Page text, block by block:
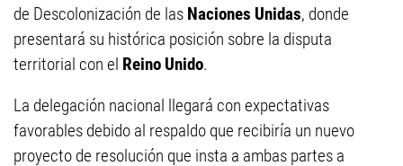
de Descolonización de las Naciones Unidas, donde
presentará su histórica posición sobre la disputa
territorial con el Reino Unido.
La delegación nacional llegará con expectativas
favorables debido al respaldo que recibiría un nuevo
proyecto de resolución que insta a ambas partes a